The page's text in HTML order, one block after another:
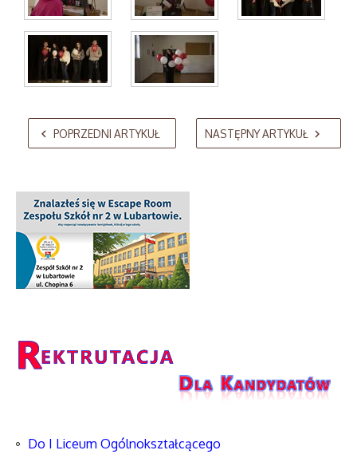
AdmirorGallery 5.2.0, author/sVasiljevski Kekeljevic.
POPRZEDNI ARTYKUŁ NASTĘPNY ARTYKUŁ
Do I Liceum Ogólnokształcącego